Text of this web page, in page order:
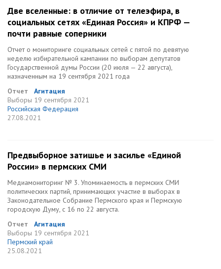
Две вселенные: в отличие от телеэфира, в
социальных сетях «Единая Россия» и КПРФ —
почти равные соперники
Отчет о мониторинге социальных сетей c пятой по девятую
неделю избирательной кампании по выборам депутатов
Государственной думы России (20 июля — 22 августа),
назначенным на 19 сентября 2021 года
Отчет
Агитация
Выборы 19 сентября 2021
Российская Федерация
27.08.2021
Предвыборное затишье и засилье «Единой
России» в пермских СМИ
Медиамониторинг № 3. Упоминаемость в пермских СМИ
политических партий, принимающих участие в выборах в
Законодательное Собрание Пермского края и Пермскую
городскую Думу, с 16 по 22 августа.
Отчет
Агитация
Выборы 19 сентября 2021
Пермский край
25.08.2021